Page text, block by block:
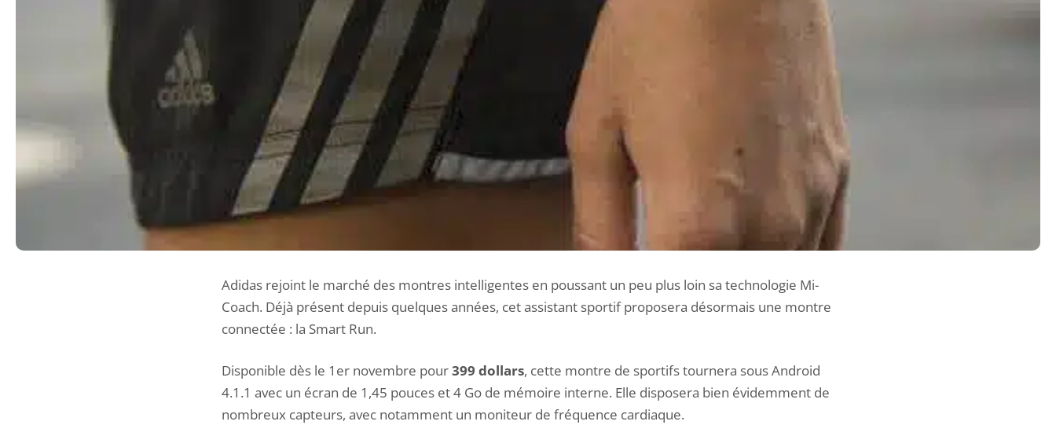
Adidas rejoint le marché des montres intelligentes en poussant un peu plus loin sa technologie Mi-
Coach. Déjà présent depuis quelques années, cet assistant sportif proposera désormais une montre
connectée : la Smart Run.
Disponible dès le 1er novembre pour399 dollars, cette montre de sportifs tournera sous Android
4.1.1 avec un écran de 1,45 pouces et 4 Go de mémoire interne. Elle disposera bien évidemment de
nombreux capteurs, avec notamment un moniteur de fréquence cardiaque.